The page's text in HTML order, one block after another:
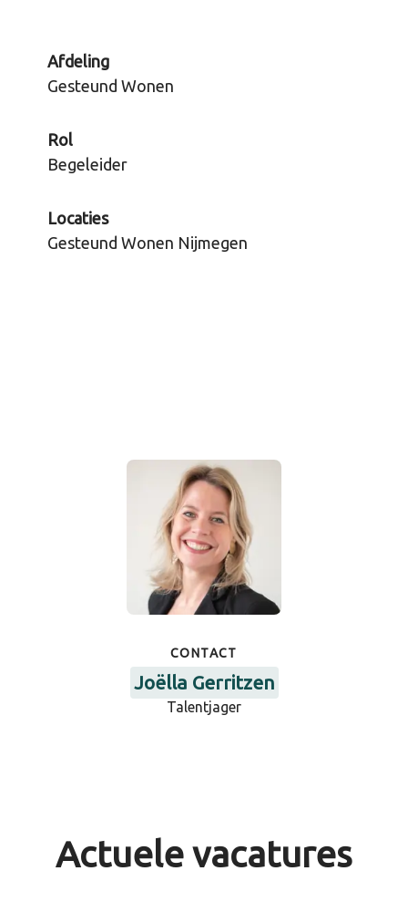
Afdeling
Gesteund Wonen
Rol
Begeleider
Locaties
Gesteund Wonen Nijmegen
CONTACT
Joëlla Gerritzen
Talentjager
Actuele vacatures